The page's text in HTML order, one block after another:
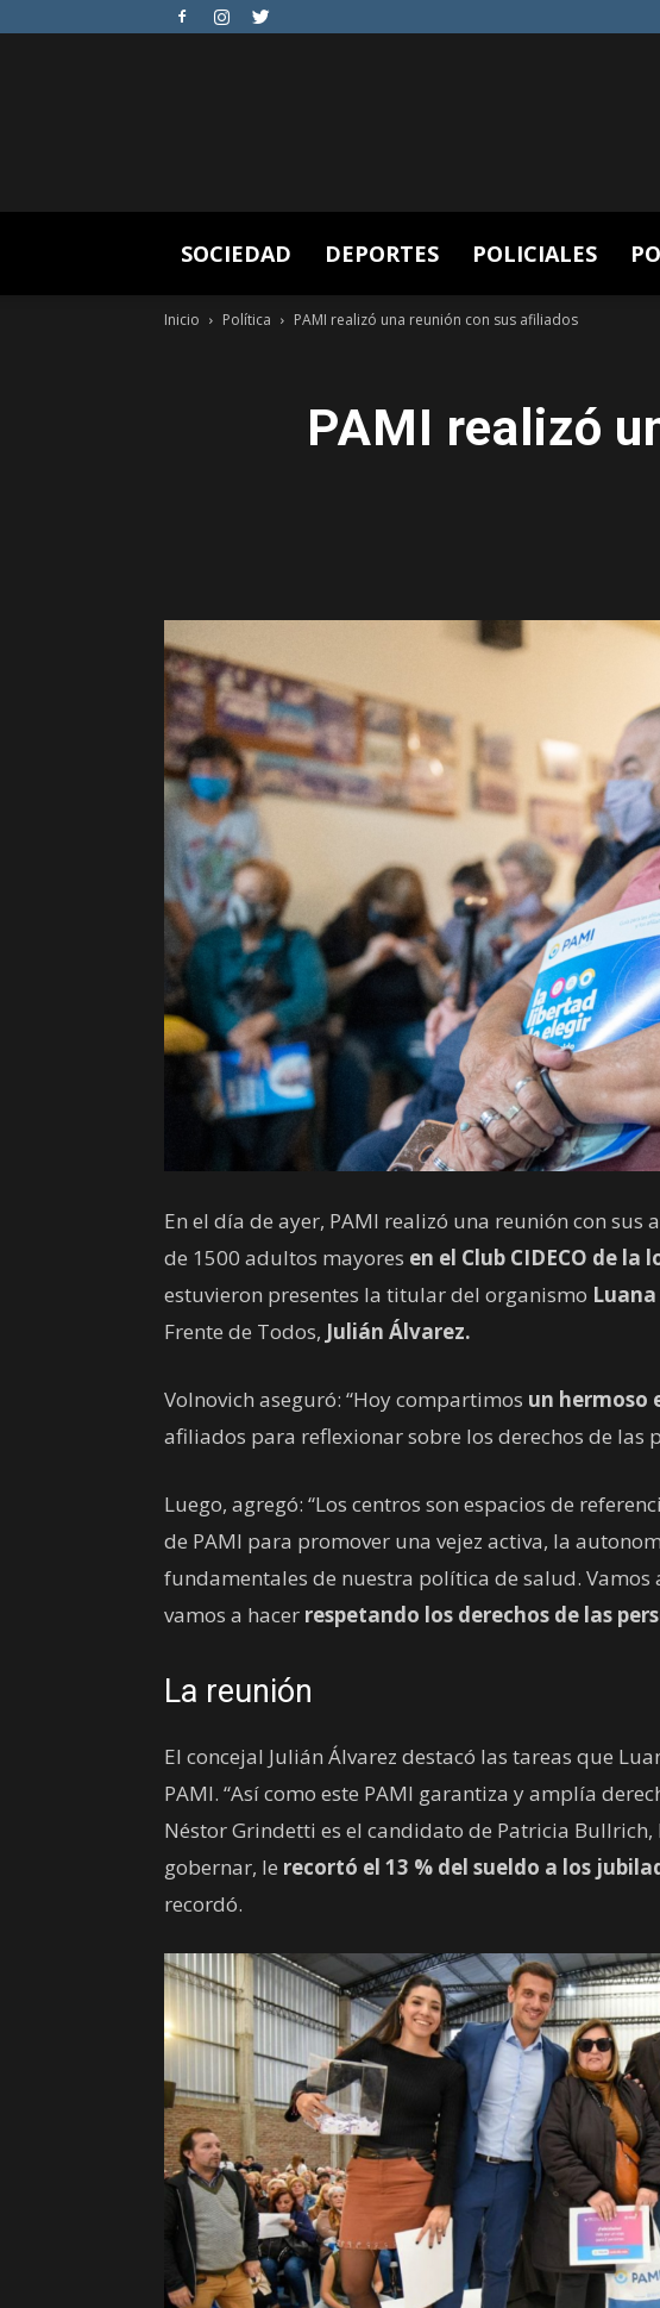
SOCIEDAD DEPORTES POLICIALES
Inicio Política PAMI realizó una reunión con sus afiliados
PAMI realizó
En el día de ayer, PAMI realizó una reunión con sus
de 1500 adultos mayores en el Club CIDECO de la
estuvieron presentes la titular del organismo
Frente de Todos, Julián Álvarez.
Volnovich aseguró: “Hoy compartimos un hermoso
afiliados para reflexionar sobre los derechos de las
Luego, agregó: “Los centros son espacios de
de PAMI para promover una vejez activa, la
fundamentales de nuestra política de salud.
vamos a hacer respetando los derechos de las
La reunión
El concejal Julián Álvarez destacó las tareas que
PAMI. “Así como este PAMI garantiza y amplía
Néstor Grindetti es el candidato de Patricia
gobernar, le recortó el 13 % del sueldo a los
recordó.